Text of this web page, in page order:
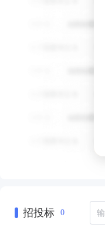
招投标 0